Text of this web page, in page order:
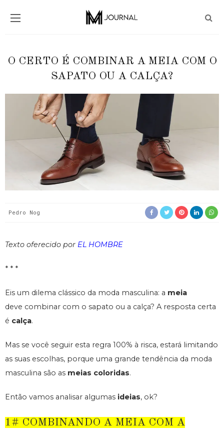
O CERTO É COMBINAR A MEIA COM O
SAPATO OU A CALÇA?
Pedro Nog
Texto oferecido por EL HOMBRE
* * *
Eis um dilema clássico da moda masculina: a meia
deve combinar com o sapato ou a calça? A resposta certa
é calça.
Mas se você seguir esta regra 100% à risca, estará limitando
as suas escolhas, porque uma grande tendência da moda
masculina são as meias coloridas.
Então vamos analisar algumas ideias, ok?
1# COMBINANDO A MEIA COM A